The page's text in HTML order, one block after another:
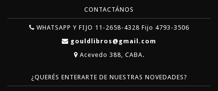
CONTACTÁNOS
WHATSAPP Y FIJO 11-2658-4328 Fijo 4793-3506
gouldlibros@gmail.com
Acevedo 388, CABA.
¿QUERÉS ENTERARTE DE NUESTRAS NOVEDADES?